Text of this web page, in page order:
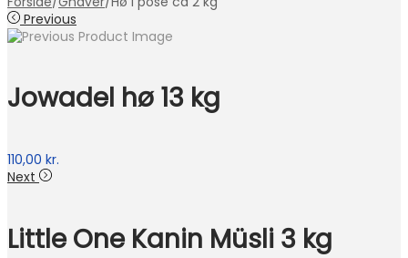
Previous
Jowadel hø 13 kg
110,00 kr.
Next
Little One Kanin Müsli 3 kg